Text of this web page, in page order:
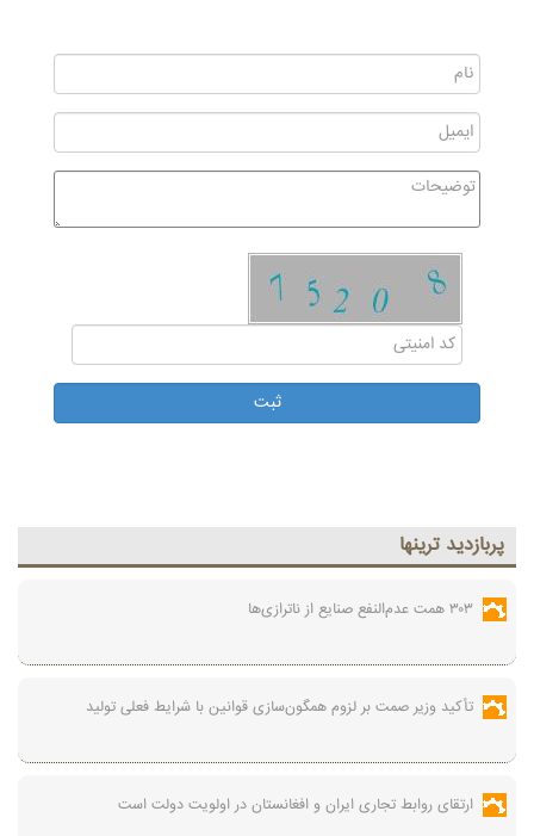
پربازديد ترينها
۳۰۳ همت عدم‌النفع صنایع از ناترازی‌ها
تأکید وزیر صمت بر لزوم همگون‌سازی قوانین با شرایط فعلی تولید
ارتقای روابط تجاری ایران و افغانستان در اولویت دولت است